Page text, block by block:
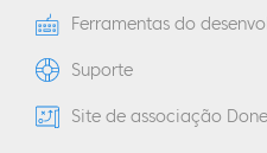
Ferramentas do
Suporte
Site de associação